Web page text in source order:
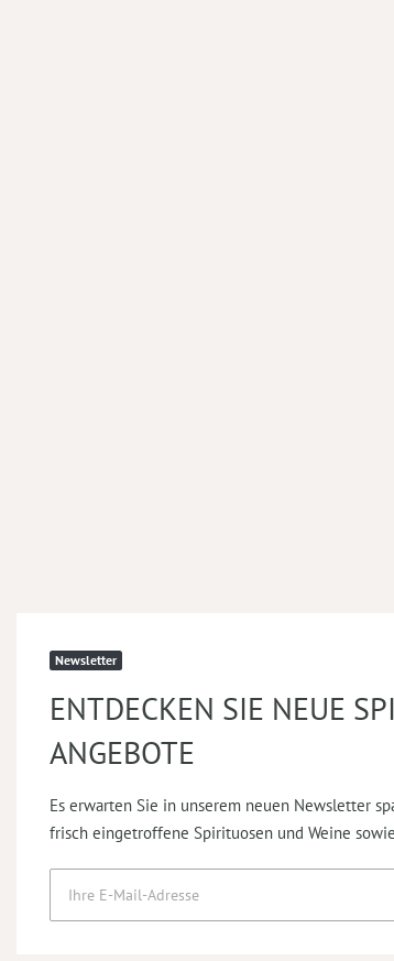
Newsletter
ENTDECKEN SIE NEUE
ANGEBOTE
Es erwarten Sie in unserem neuen Newsletter
frisch eingetroffene Spirituosen und Weine